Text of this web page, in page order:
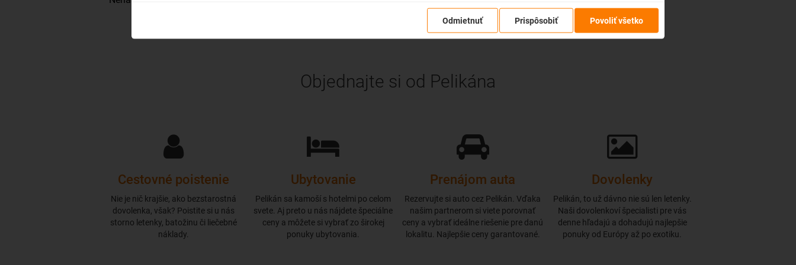
Objednajte si od Pelikána
Cestovné poistenie
Nie je nič krajšie, ako bezstarostná
dovolenka, však? Poistite si u nás
storno letenky, batožinu či liečebné
náklady.
Ubytovanie
Pelikán sa kamoší s hotelmi po celom
svete. Aj preto u nás nájdete špeciálne
ceny a môžete si vybrať zo širokej
ponuky ubytovania.
Prenájom auta
Rezervujte si auto cez Pelikán. Vďaka
našim partnerom si viete porovnať
ceny a vybrať ideálne riešenie pre danú
lokalitu. Najlepšie ceny garantované.
Dovolenky
Pelikán, to už dávno nie sú len letenky.
Naši dovolenkoví špecialisti pre vás
denne hľadajú a dohadujú najlepšie
ponuky od Európy až po exotiku.
Odmietnuť Prispôsobiť Povoliť všetko